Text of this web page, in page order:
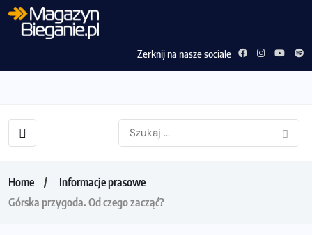
Zerknij na nasze sociale
Home
Informacje prasowe
Górska przygoda. Od czego zacząć?